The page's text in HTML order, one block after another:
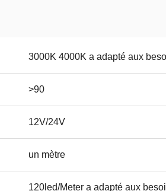
3000K 4000K a adapté aux
>90
12V/24V
un mètre
120led/Meter a adapté aux